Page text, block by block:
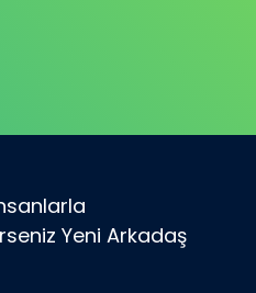
Yeni Arkadaş